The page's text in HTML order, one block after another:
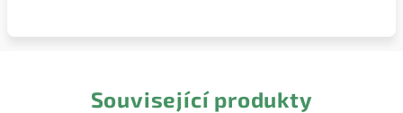
Související produkty